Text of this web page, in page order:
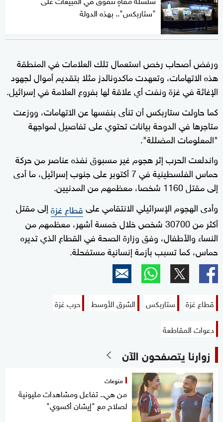
"ستاربكس".. بهذه الدولة
ورفض أصحاب رخص استعمال تلك العلامات في المنطقة
هذه الاتهامات، وتعهدت ماكدونالدز مثلا بتقديم أموال لجهود
الإغاثة في غزة ونفت أي علاقة لها بفروع العلامة في إسرائيل.
كما حاولت ستاربكس أن تنأى بنفسها عن الاتهامات، ووزعت
متاجرها في الدوحة بيانات تحتوي على تفاصيل لمواجهة
"المعلومات المضللة".
واندلعت الحرب إثر هجوم غير مسبوق نفذه عناصر من حركة
حماس الفلسطينية في 7 أكتوبر على جنوب إسرائيل، ما أدى
إلى مقتل 1160 شخصا، معظمهم من المدنيين.
وأدى الهجوم الإسرائيلي الانتقامي علىقطاع غزةإلى مقتل
أكثر من 30700 شخص خلال خمسة أشهر، معظمهم من
النساء والأطفال، وفق وزارة الصحة في القطاع الذي تديره
حماس، كما تسبب بأزمة إنسانية مستفحلة.
قطاع غزة ستاربكس الشرق الأوسط
حرب غزة
دعوات المقاطعة
زوارنا يتصفحون الآن
منوعات
من هي.. تفاعل ومشاهدات مليونية
لصلاح مع "إيشان أكسوي"